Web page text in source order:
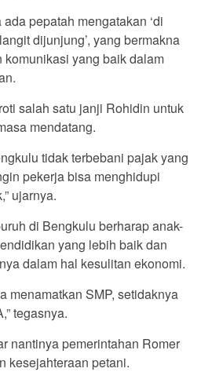
pepatah mengatakan ‘di
dijunjung’, yang bermakna
yang baik dalam
salah satu janji Rohidin untuk
mendatang.
tidak terbebani pajak yang
pekerja bisa menghidupi
ujarnya.
di Bengkulu berharap anak-
yang lebih baik dan
dalam hal kesulitan ekonomi.
menamatkan SMP, setidaknya
tegasnya.
nantinya pemerintahan Romer
kesejahteraan petani.